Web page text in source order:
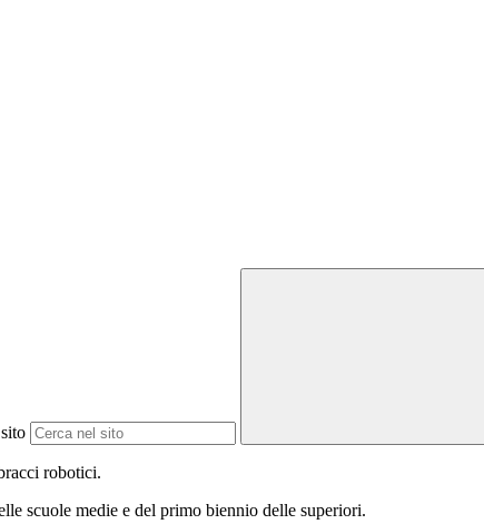
robotici.
scuole medie e del primo biennio delle superiori.